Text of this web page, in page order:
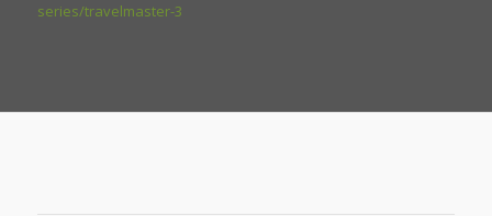
series/travelmaster-3